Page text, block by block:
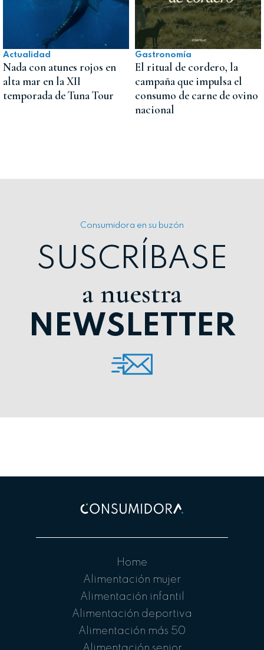
Actualidad
Nada con atunes rojos en
alta mar en la XII
temporada de Tuna Tour
Gastronomía
El ritual de cordero, la
campaña que impulsa el
consumo de carne de ovino
nacional
Consumidora en su buzón
SUSCRÍBASE
a nuestra
NEWSLETTER
Home
Alimentación mujer
Alimentación infantil
Alimentación deportiva
Alimentación más 50